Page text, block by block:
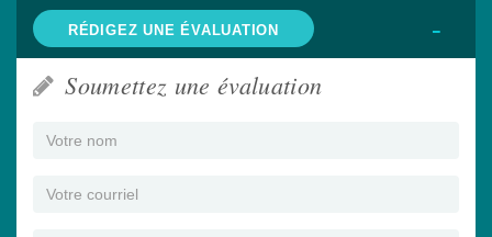
RÉDIGEZ UNE ÉVALUATION -
Soumettez une évaluation